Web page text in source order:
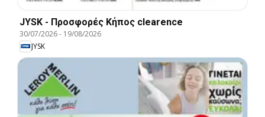
JYSK - Προσφορές Κήπος clearence
30/07/2026- 19/08/2026
JYSK